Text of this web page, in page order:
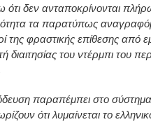
ότι δεν ανταποκρίνονται
τα παρατύπως
της φραστικής επίθεσης από
διαιτησίας του ντέρμπι του
παραπέμπει στο σύστημα
ότι λυμαίνεται το